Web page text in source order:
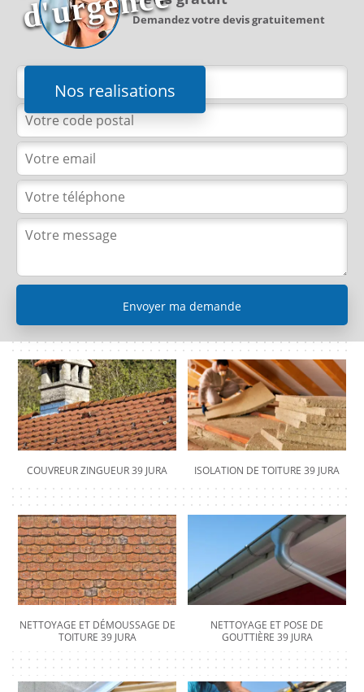
Nos realisations
Demandez votre devis gratuitement
COUVREUR ZINGUEUR 39 JURA ISOLATION DE TOITURE 39 JURA
NETTOYAGE ET DÉMOUSSAGE DE
TOITURE 39 JURA
NETTOYAGE ET POSE DE
GOUTTIÈRE 39 JURA